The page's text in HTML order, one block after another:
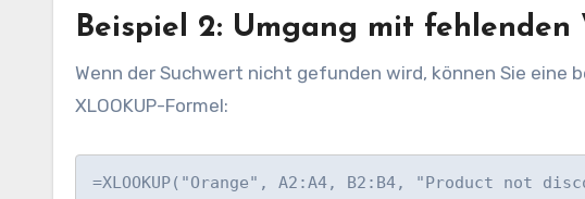
Beispiel 2: Umgang mit fehlenden
Wenn der Suchwert nicht gefunden wird, können Sie eine
XLOOKUP-Formel:
=XLOOKUP("Orange", A2:A4, B2:B4, "Product not